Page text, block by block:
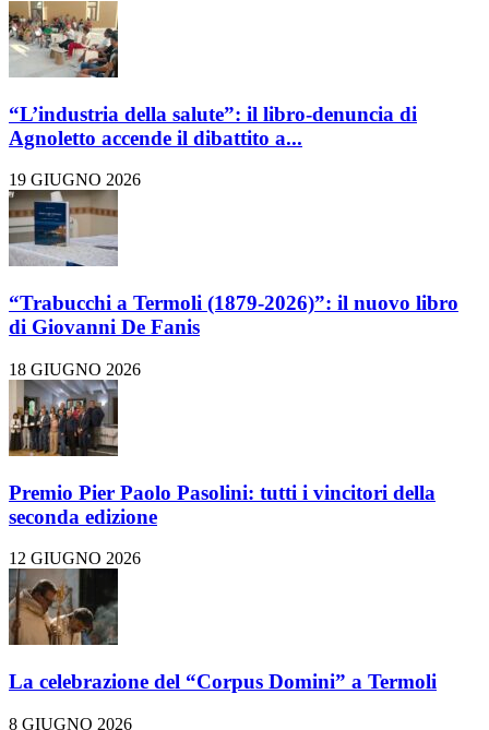
“L’industria della salute”: il libro-denuncia di
Agnoletto accende il dibattito a...
19 GIUGNO 2026
“Trabucchi a Termoli (1879-2026)”: il nuovo libro
di Giovanni De Fanis
18 GIUGNO 2026
Premio Pier Paolo Pasolini: tutti i vincitori della
seconda edizione
12 GIUGNO 2026
La celebrazione del “Corpus Domini” a Termoli
8 GIUGNO 2026